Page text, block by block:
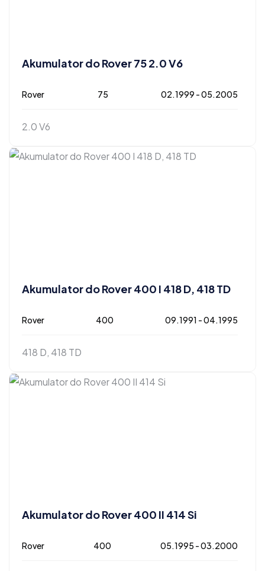
Akumulator do Rover 75 2.0 V6
Rover 75 02.1999 - 05.2005
2.0 V6
Akumulator do Rover 400 I 418 D, 418 TD
Rover 400 09.1991 - 04.1995
418 D, 418 TD
Akumulator do Rover 400 II 414 Si
Rover 400 05.1995 - 03.2000